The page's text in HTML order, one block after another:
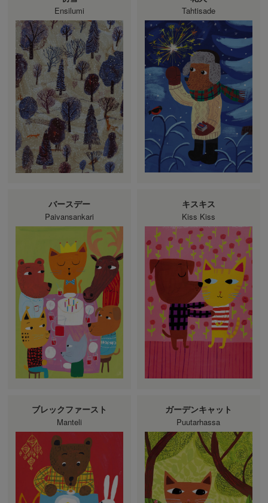
Ensilumi Tahtisade
バースデー
Paivansankari
キスキス
Kiss Kiss
ブレックファースト
Manteli
ガーデンキャット
Puutarhassa